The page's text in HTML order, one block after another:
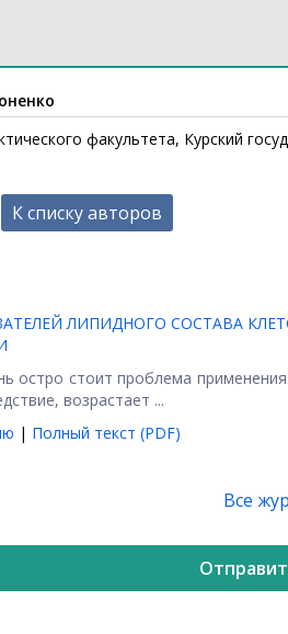
факультета, Курский
К списку авторов
ЛИПИДНОГО СОСТАВА
остро стоит проблема
возрастает ...
| Полный текст (PDF)
Все